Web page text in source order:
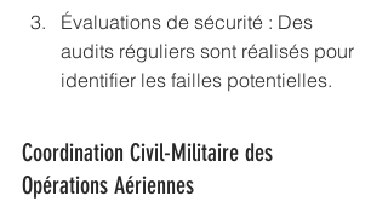
Évaluations de sécurité : Des
audits réguliers sont réalisés pour
identifier les failles potentielles.
Coordination Civil-Militaire des
Opérations Aériennes